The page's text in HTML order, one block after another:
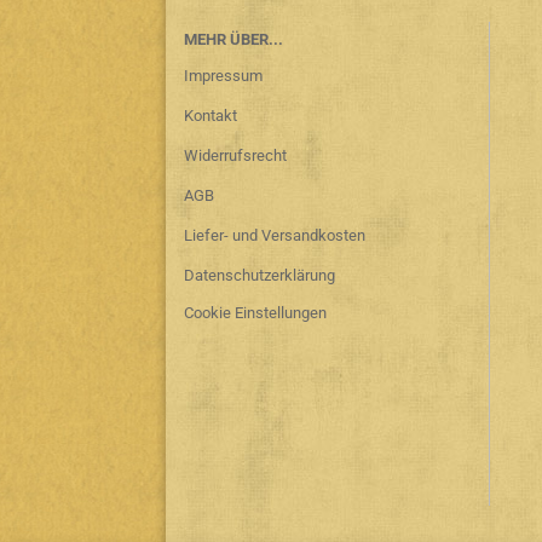
MEHR ÜBER...
Impressum
Kontakt
Widerrufsrecht
AGB
Liefer- und Versandkosten
Datenschutzerklärung
Cookie Einstellungen